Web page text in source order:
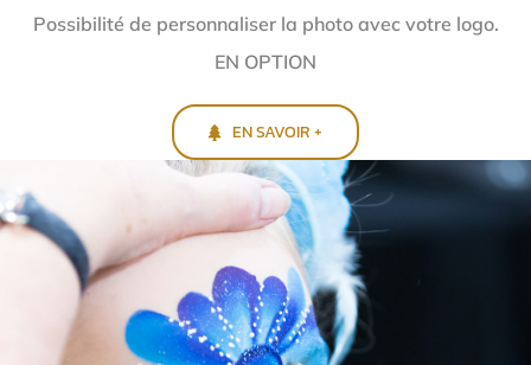
Possibilité de personnaliser la photo avec votre logo.
EN OPTION
EN SAVOIR +